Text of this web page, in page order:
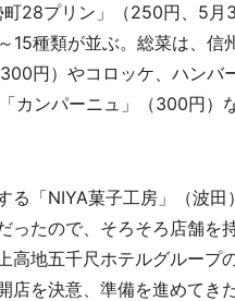
28プリン」（250円、5
15種類が並ぶ。総菜は、
円）やコロッケ、ハン
カンパーニュ」（300円
「NIYA菓子工房」（波
ったので、そろそろ店舗を
高地五千尺ホテルグループ
を決意、準備を進めてきた